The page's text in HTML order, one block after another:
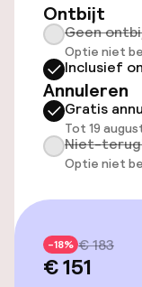
Solarium
Spa
Massage
Ontbijt
Geen
Optie niet
Inclusief
Annuleren
Gratis
Tot 19
Niet-
Optie niet
-18% € 183
€ 151